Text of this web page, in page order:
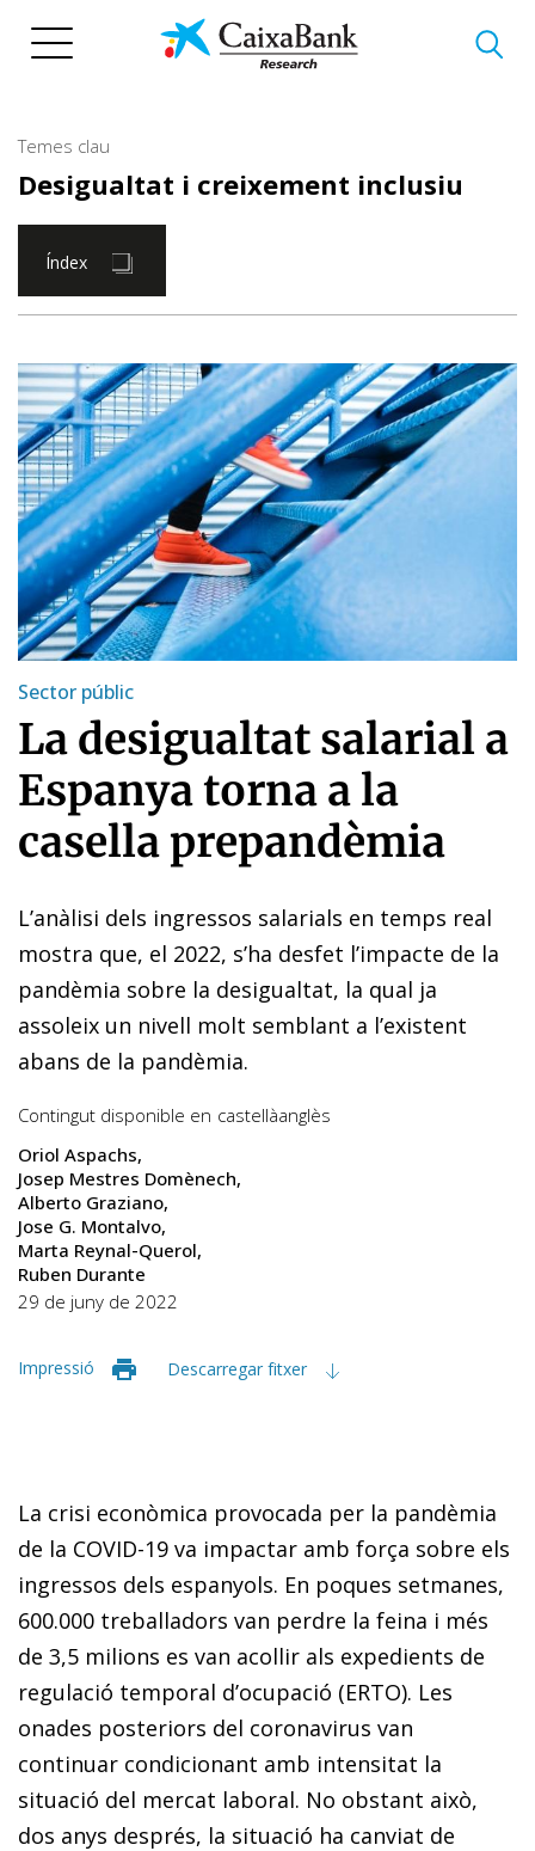
Temes clau
Desigualtat i creixement inclusiu
Índex
Sector públic
La desigualtat salarial a
Espanya torna a la
casella prepandèmia
L’anàlisi dels ingressos salarials en temps real
mostra que, el 2022, s’ha desfet l’impacte de la
pandèmia sobre la desigualtat, la qual ja
assoleix un nivell molt semblant a l’existent
abans de la pandèmia.
Contingut disponible en castellàanglès
Oriol Aspachs
Josep Mestres Domènech
Alberto Graziano
Jose G. Montalvo
Marta Reynal-Querol
Ruben Durante
29 de juny de 2022
Impressió Descarregar fitxer
La crisi econòmica provocada per la pandèmia
de la COVID-19 va impactar amb força sobre els
ingressos dels espanyols. En poques setmanes,
600.000 treballadors van perdre la feina i més
de 3,5 milions es van acollir als expedients de
regulació temporal d’ocupació (ERTO). Les
onades posteriors del coronavirus van
continuar condi­­cionant amb intensitat la
situació del mercat laboral. No obstant això,
dos anys després, la situació ha canviat de